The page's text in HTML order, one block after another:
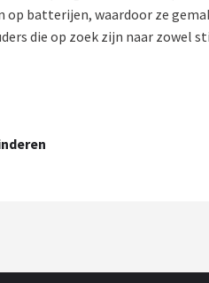
op batterijen, waardoor ze
die op zoek zijn naar zowel